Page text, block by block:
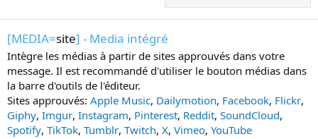
[MEDIA=site] - Media intégré
Intègre les médias à partir de sites approuvés dans votre
message. Il est recommandé d'utiliser le bouton médias dans
la barre d'outils de l'éditeur.
Sites approuvés: Apple Music, Dailymotion, Facebook, Flickr,
Giphy, Imgur, Instagram, Pinterest, Reddit, SoundCloud,
Spotify, TikTok, Tumblr, Twitch, X, Vimeo, YouTube